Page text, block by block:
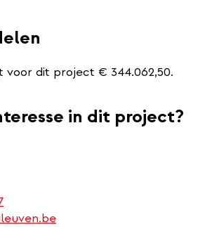
voor dit project € 344.062,50.
in dit project?